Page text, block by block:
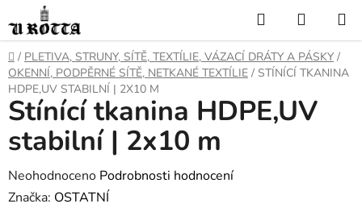
na
obsah
Hledat
KOŠÍK
DOMŮ
/ PLETIVA, STRUNY, SÍTĚ, TEXTÍLIE, VÁZACÍ DRÁTY A PÁSKY /
OKENNÍ, PODPĚRNÉ SÍTĚ, NETKANÉ TEXTÍLIE / STÍNÍCÍ TKANINA
HDPE,UV STABILNÍ | 2X10 M
Stínící tkanina HDPE,UV
stabilní | 2x10 m
Průměrné
hodnocení
Neohodnoceno Podrobnosti hodnocení
Značka: OSTATNÍ